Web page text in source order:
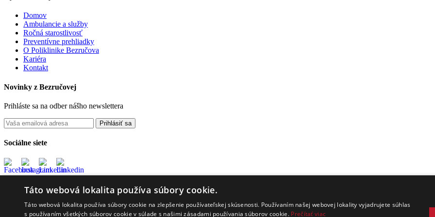
Domov
Ambulancie a služby
Ročná starostlivosť
Preventívne prehliadky
O Poliklinike Bezručova
Kariéra
Kontakt
Novinky z Bezručovej
Prihláste sa na odber nášho newslettera
Prihlásiť sa
Sociálne siete
Google Reviews
Táto webová lokalita používa súbory cookie.
Táto webová lokalita používa súbory cookie na zlepšenie používateľskej skúsenosti. Používaním našej webovej lokality vyjadrujete súhlas
s používaním všetkých súborov cookie v súlade s našimi zásadami používania súborov cookie. Prečítať viac